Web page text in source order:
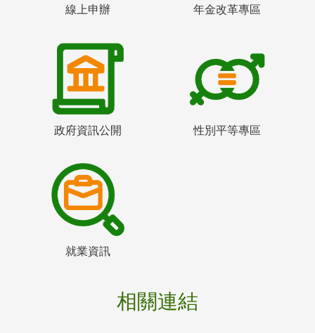
線上申辦 年金改革專區
政府資訊公開 性別平等專區
就業資訊
相關連結